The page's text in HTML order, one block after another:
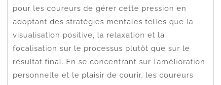
pour les coureurs de gérer cette pression en
adoptant des stratégies mentales telles que la
visualisation positive, la relaxation et la
focalisation sur le processus plutôt que sur le
résultat final. En se concentrant sur l’amélioration
personnelle et le plaisir de courir, les coureurs